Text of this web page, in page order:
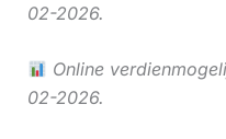
02-2026.
Online
02-2026.